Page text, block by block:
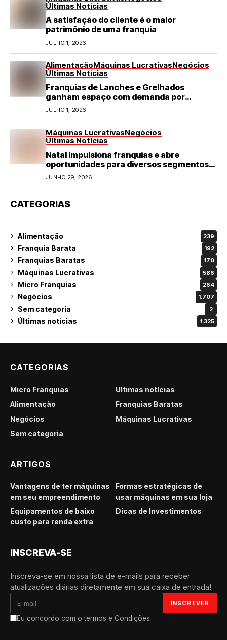
Últimas Notícias
A satisfação do cliente é o maior
patrimônio de uma franquia
JULHO 1, 2026
AlimentaçãoMáquinas LucrativasNegócios
Últimas Notícias
Franquias de Lanches e Grelhados
ganham espaço com demanda por
refeições rápidas e de qualidade
JULHO 1, 2026
Máquinas LucrativasNegócios
Últimas Notícias
Natal impulsiona franquias e abre
oportunidades para diversos segmentos
do varejo
JUNHO 29, 2026
CATEGORIAS
Alimentação 239
Franquia Barata 192
Franquias Baratas 170
Máquinas Lucrativas 586
Micro Franquias 264
Negócios 1.707
Sem categoria 2
Últimas notícias 1.325
CATEGORIAS
Micro Franquias
Últimas notícias
Alimentação
Franquias Baratas
Negócios
Máquinas Lucrativas
Sem categoria
ARTIGOS
Vantagens de ter máquinas
em seu empreendimento
Formas estratégicas de
usar máquinas em sua loja
Equipamentos de baixo
custo para renda extra
Dicas de Investimentos
INSCREVA-SE
Inscreva-se em nossa lista de e-mails para receber
atualizações diárias diretamente em sua caixa de entrada!
Eu concordo com o termos e Condições